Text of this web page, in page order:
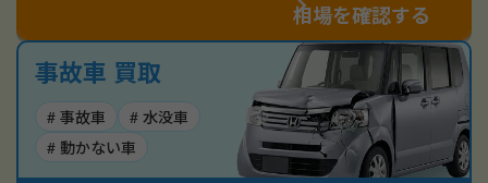
相場を確認する
事故車 買取
# 事故車
# 水没車
# 動かない車